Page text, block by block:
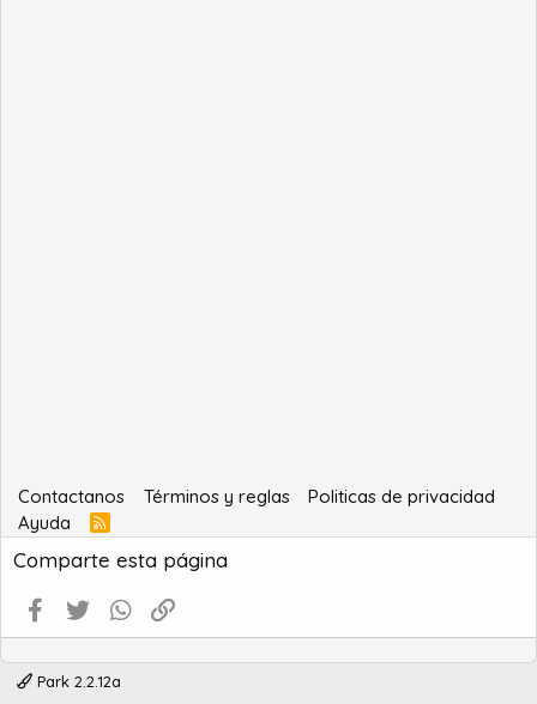
Contactanos Términos y reglas
Politicas de privacidad
Ayuda
R
S
S
Comparte esta página
Facebook
Twitter WhatsApp
Park 2.2.12a